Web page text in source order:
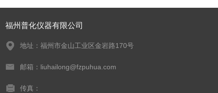
福州普化仪器有限公司
地址：福州市金山工业区金岩路170号
邮箱：liuhailong@fzpuhua.com
传真：